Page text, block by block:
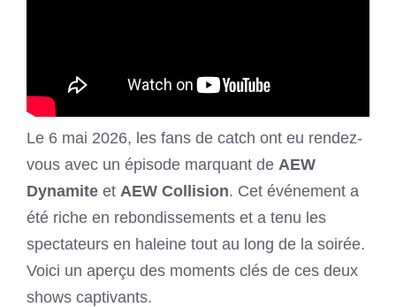
Le 6 mai 2026, les fans de catch ont eu rendez-
vous avec un épisode marquant de AEW
Dynamite et AEW Collision. Cet événement a
été riche en rebondissements et a tenu les
spectateurs en haleine tout au long de la soirée.
Voici un aperçu des moments clés de ces deux
shows captivants.